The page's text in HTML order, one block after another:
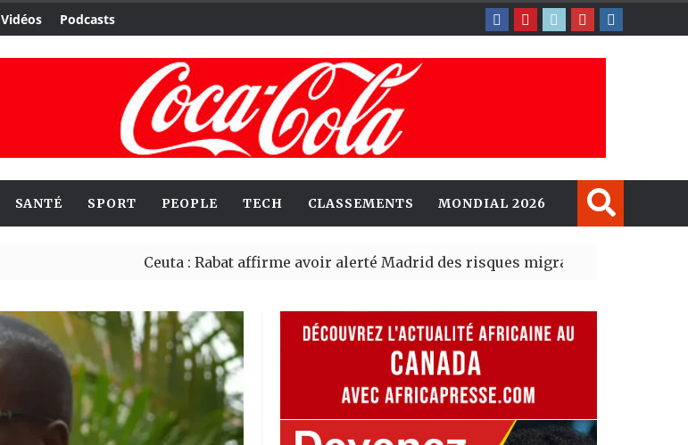
Vidéos Podcasts
SANTÉ SPORT PEOPLE TECH CLASSEMENTS MONDIAL 2026
Ceuta : Rabat affirme avoir alerté Madrid des risques migratoires dès juillet